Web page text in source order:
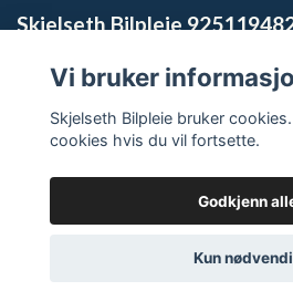
Skjelseth Bilpleie
Sosiale medier
© 2026 Skjelseth Bilpleie
Vi bruker
Skjelseth Bilpleie bruker
cookies hvis du vil fortsette.
Godkjenn
Kun